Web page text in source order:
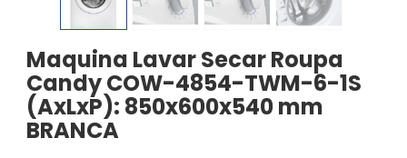
Maquina Lavar Secar Roupa
Candy COW-4854-TWM-6-1S
(AxLxP): 850x600x540 mm
BRANCA